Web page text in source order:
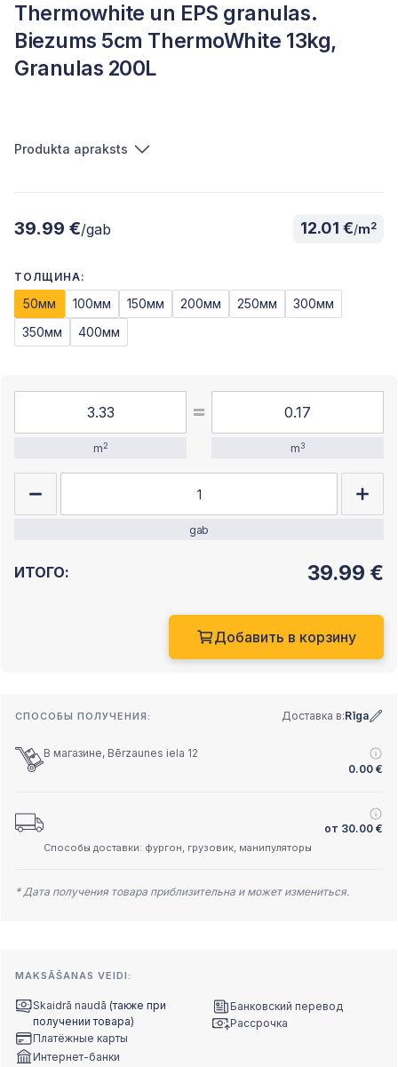
Thermowhite un EPS granulas.
Biezums 5cm ThermoWhite 13kg,
Granulas 200L
Produkta apraksts
39.99 €/gab 12.01 €/m2
ТОЛЩИНА:
50мм 100мм 150мм 200мм 250мм
300мм
350мм
400мм
m2 m3
gab
ИТОГО: 39.99 €
Добавить в корзину
СПОСОБЫ ПОЛУЧЕНИЯ: Доставка в:Rīga
В магазине, Bērzaunes iela 12
0.00 €
от 30.00 €
Способы доставки: фургон, грузовик, манипуляторы
* Дата получения товара приблизительна и может измениться.
MAKSĀŠANAS VEIDI:
Skaidrā naudā (также при
получении товара)
Платёжные карты
Интернет-банки
Банковский перевод
Рассрочка